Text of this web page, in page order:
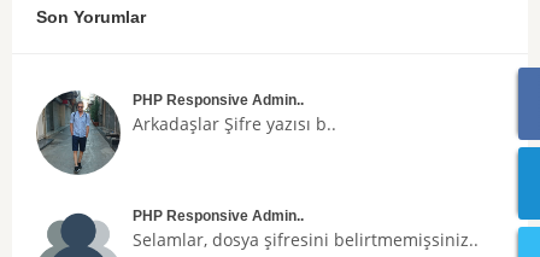
Son Yorumlar
PHP Responsive Admin..
Arkadaşlar Şifre yazısı b..
PHP Responsive Admin..
Selamlar, dosya şifresini belirtmemişsiniz..